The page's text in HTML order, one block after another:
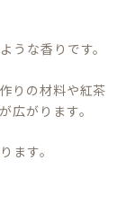
うな香りです。
りの材料や紅茶
広がります。
ます。